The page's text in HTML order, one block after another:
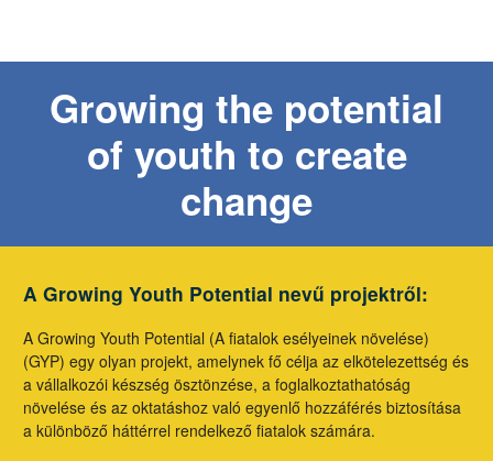
Growing the potential
of youth to create
change
A Growing Youth Potential nevű projektről:
A Growing Youth Potential (A fiatalok esélyeinek növelése)
(GYP) egy olyan projekt, amelynek fő célja az elkötelezettség és
a vállalkozói készség ösztönzése, a foglalkoztathatóság
növelése és az oktatáshoz való egyenlő hozzáférés biztosítása
a különböző háttérrel rendelkező fiatalok számára.